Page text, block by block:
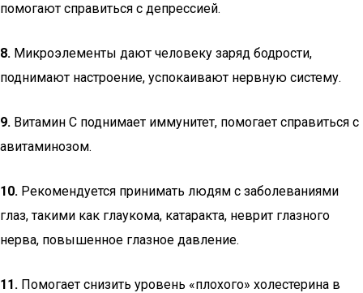
помогают справиться с депрессией.
8. Микроэлементы дают человеку заряд бодрости,
поднимают настроение, успокаивают нервную систему.
9. Витамин С поднимает иммунитет, помогает справиться с
авитаминозом.
10. Рекомендуется принимать людям с заболеваниями
глаз, такими как глаукома, катаракта, неврит глазного
нерва, повышенное глазное давление.
11. Помогает снизить уровень «плохого» холестерина в